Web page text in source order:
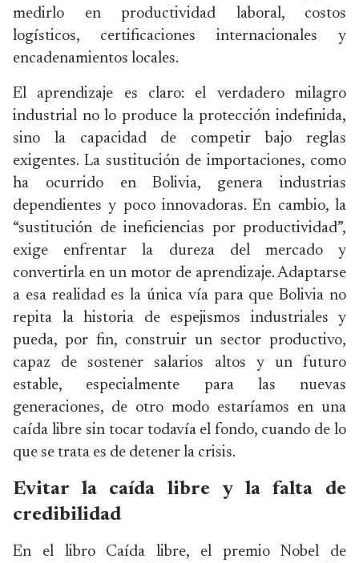
medirlo en productividad laboral, costos
logísticos, certificaciones internacionales y
encadenamientos locales.
El aprendizaje es claro: el verdadero milagro
industrial no lo produce la protección indefinida,
sino la capacidad de competir bajo reglas
exigentes. La sustitución de importaciones, como
ha ocurrido en Bolivia, genera industrias
dependientes y poco innovadoras. En cambio, la
“sustitución de ineficiencias por productividad”,
exige enfrentar la dureza del mercado y
convertirla en un motor de aprendizaje. Adaptarse
a esa realidad es la única vía para que Bolivia no
repita la historia de espejismos industriales y
pueda, por fin, construir un sector productivo,
capaz de sostener salarios altos y un futuro
estable, especialmente para las nuevas
generaciones, de otro modo estaríamos en una
caída libre sin tocar todavía el fondo, cuando de lo
que se trata es de detener la crisis.
Evitar la caída libre y la falta de
credibilidad
En el libro Caída libre, el premio Nobel de